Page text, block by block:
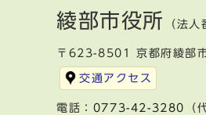
綾部市役所 （法
〒623-8501 京都府綾部
交通アクセス
電話： 0773-42-3280 （